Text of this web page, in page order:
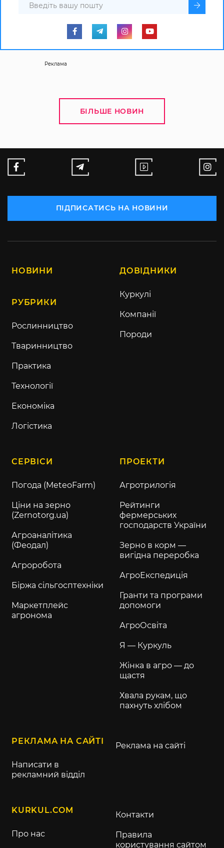
Реклама
БІЛЬШЕ НОВИН
ПІДПИСАТИСЬ НА НОВИНИ
НОВИНИ
РУБРИКИ
Рослинництво
Тваринництво
Практика
Технології
Економіка
Логістика
ДОВІДНИКИ
Куркулі
Компанії
Породи
СЕРВІСИ
Погода (MeteoFarm)
Ціни на зерно
(Zernotorg.ua)
Агроаналітика
(Феодал)
Агроробота
Біржа сільгосптехніки
Маркетплейс
агронома
ПРОЕКТИ
Агротрилогія
Рейтинги
фермерських
господарств України
Зерно в корм —
вигідна переробка
АгроЕкспедиція
Гранти та програми
допомоги
АгроОсвіта
Я — Куркуль
Жінка в агро — до
щастя
Хвала рукам, що
пахнуть хлібом
РЕКЛАМА НА САЙТІ
Написати в
рекламний відділ
Реклама на сайті
KURKUL.COM
Про нас
Контакти
Правила
користування сайтом